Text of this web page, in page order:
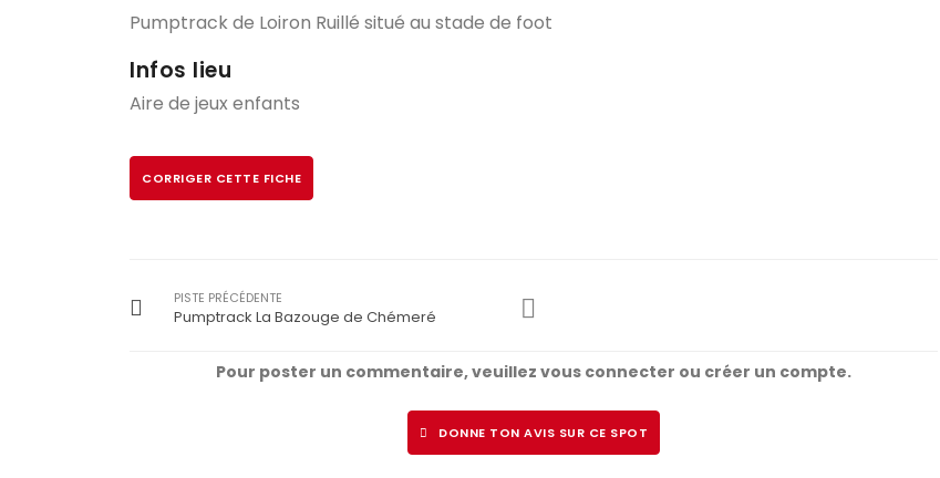
Pumptrack de Loiron Ruillé situé au stade de foot
Infos lieu
Aire de jeux enfants
CORRIGER CETTE FICHE
PISTE PRÉCÉDENTE
Pumptrack La Bazouge de Chémeré
Pour poster un commentaire, veuillez vous connecter ou créer un compte.
DONNE TON AVIS SUR CE SPOT